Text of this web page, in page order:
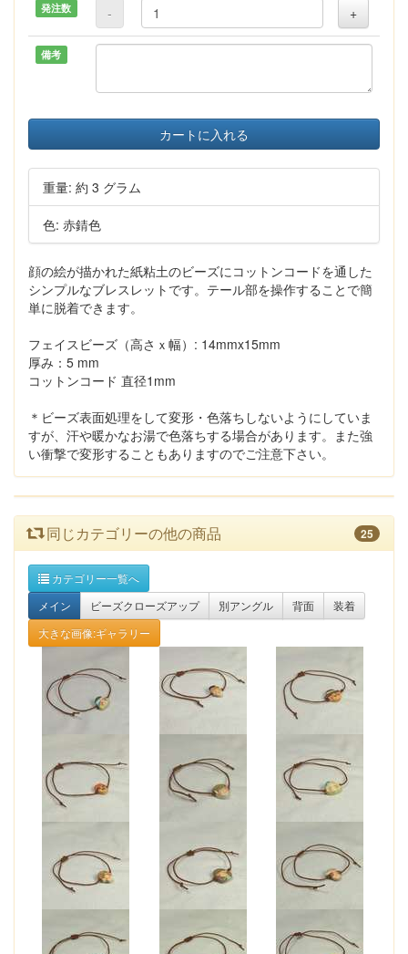
発注数 - +
備考
カートに入れる
重量: 約 3 グラム
色: 赤錆色
顔の絵が描かれた紙粘土のビーズにコットンコードを通した
シンプルなブレスレットです。テール部を操作することで簡
単に脱着できます。
フェイスビーズ（高さｘ幅）: 14mmx15mm
厚み：5 mm
コットンコード 直径1mm
＊ビーズ表面処理をして変形・色落ちしないようにしていま
すが、汗や暖かなお湯で色落ちする場合があります。また強
い衝撃で変形することもありますのでご注意下さい。
同じカテゴリーの他の商品 25
カテゴリー一覧へ
メイン
ビーズクローズアップ 別アングル 背面
装着
大きな画像:ギャラリー